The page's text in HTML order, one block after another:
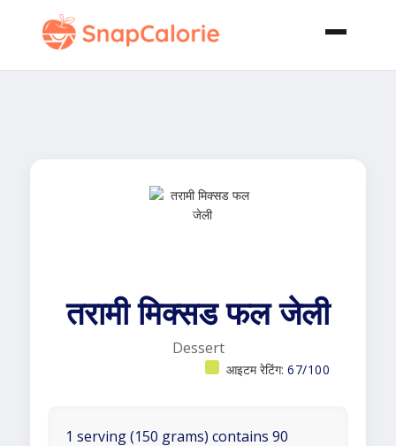
तरामी मिक्सड फल जेली
Dessert
आइटम रेटिंग: 67/100
1 serving (150 grams) contains 90